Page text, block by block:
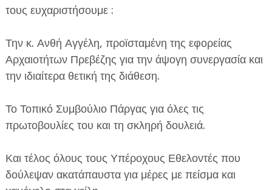
τους ευχαριστήσουμε :
Την κ. Ανθή Αγγέλη, προϊσταμένη της εφορείας
Αρχαιοτήτων Πρεβέζης για την άψογη συνεργασία και
την ιδιαίτερα θετική της διάθεση.
Το Τοπικό Συμβούλιο Πάργας για όλες τις
πρωτοβουλίες του και τη σκληρή δουλειά.
Και τέλος όλους τους Υπέροχους Εθελοντές που
δούλεψαν ακατάπαυστα για μέρες με πείσμα και